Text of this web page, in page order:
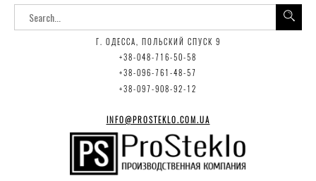
Г. ОДЕССА, ПОЛЬСКИЙ СПУСК 9
+38-048-716-50-58
+38-096-761-48-57
+38-097-908-92-12
INFO@PROSTEKLO.COM.UA